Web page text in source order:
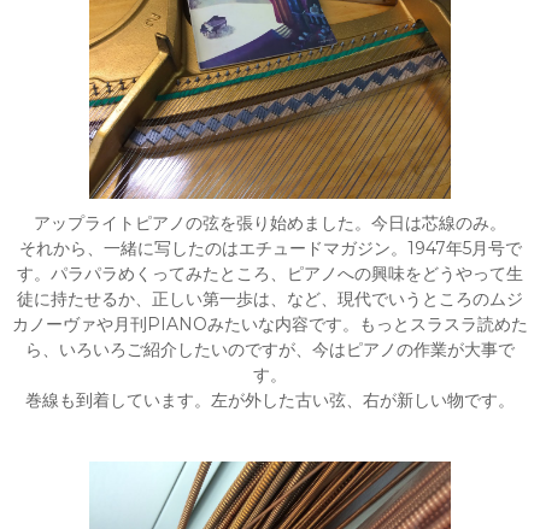
アップライトピアノの弦を張り始めました。今日は芯線のみ。
それから、一緒に写したのはエチュードマガジン。1947年5月号で
す。パラパラめくってみたところ、ピアノへの興味をどうやって生
徒に持たせるか、正しい第一歩は、など、現代でいうところのムジ
カノーヴァや月刊PIANOみたいな内容です。もっとスラスラ読めた
ら、いろいろご紹介したいのですが、今はピアノの作業が大事で
す。
巻線も到着しています。左が外した古い弦、右が新しい物です。